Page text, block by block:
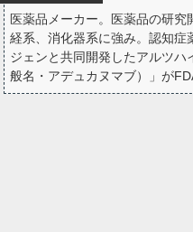
医薬品メーカー。医薬品の研
経系、消化器系に強み。認知症
ジェンと共同開発したアルツ
般名・アデュカヌマブ）」が